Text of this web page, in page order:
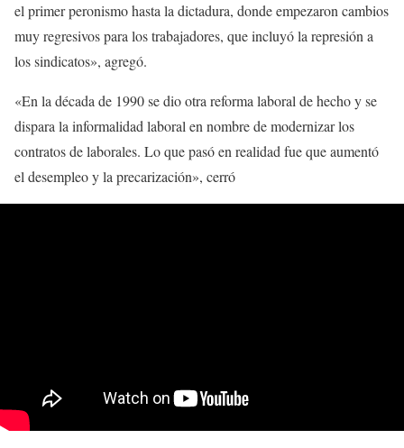
el primer peronismo hasta la dictadura, donde empezaron cambios
muy regresivos para los trabajadores, que incluyó la represión a
los sindicatos», agregó.
«En la década de 1990 se dio otra reforma laboral de hecho y se
dispara la informalidad laboral en nombre de modernizar los
contratos de laborales. Lo que pasó en realidad fue que aumentó
el desempleo y la precarización», cerró